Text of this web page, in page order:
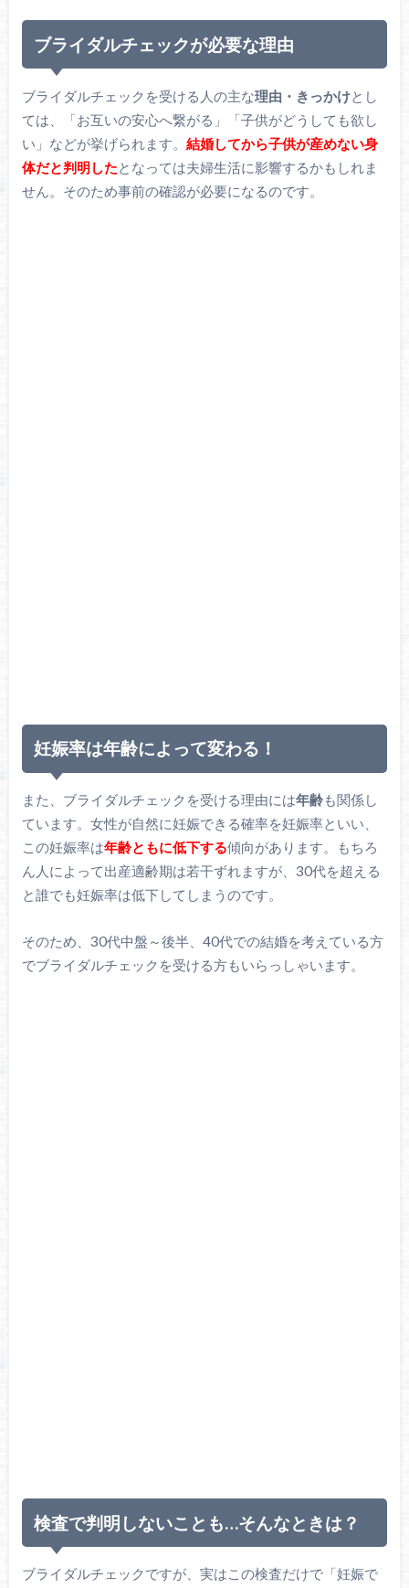
ブライダルチェックが必要な理由
ブライダルチェックを受ける人の主な理由・きっかけとし
ては、「お互いの安心へ繋がる」「子供がどうしても欲し
い」などが挙げられます。 結婚してから子供が産めない身
体だと判明した となっては夫婦生活に影響するかもしれま
せん。そのため事前の確認が必要になるのです。
妊娠率は年齢によって変わる！
また、ブライダルチェックを受ける理由には年齢も関係し
ています。女性が自然に妊娠できる確率を妊娠率といい、
この妊娠率は年齢ともに低下する傾向があります。もちろ
ん人によって出産適齢期は若干ずれますが、30代を超える
と誰でも妊娠率は低下してしまうのです。
そのため、30代中盤～後半、40代での結婚を考えている方
でブライダルチェックを受ける方もいらっしゃいます。
検査で判明しないことも…そんなときは？
ブライダルチェックですが、実はこの検査だけで「妊娠で